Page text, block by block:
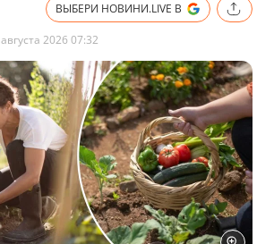
ВЫБЕРИ НОВИНИ.LIVE В
2026 07:32